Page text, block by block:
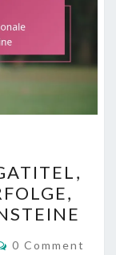
Comments
0 Comment